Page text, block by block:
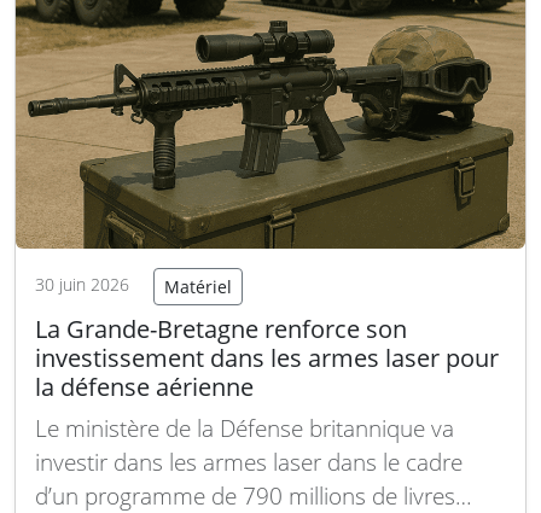
30 juin 2026 Matériel
La Grande-Bretagne renforce son
investissement dans les armes laser pour
la défense aérienne
Le ministère de la Défense britannique va
investir dans les armes laser dans le cadre
d’un programme de 790 millions de livres